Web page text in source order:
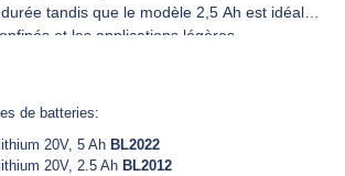
DEMANDER UN DEVIS
tandis que le modèle 2,5 Ah est idéal
et les applications légères.
de batteries:
20V, 5 Ah BL2022
20V, 2.5 Ah BL2012